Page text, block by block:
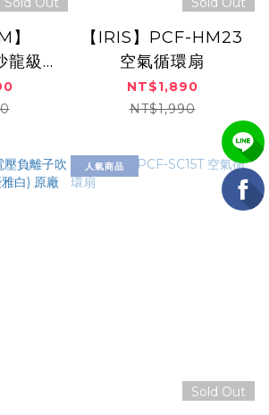
】
級速
風機
【IRIS】PCF-HM23
空氣循環扇
NT$1,890
NT$1,990
人氣商品
Sold Out